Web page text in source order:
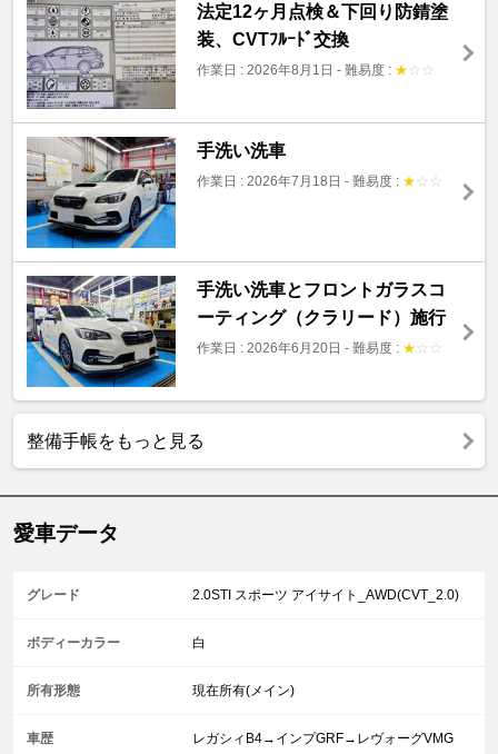
法定12ヶ月点検＆下回り防錆塗
装、CVTﾌﾙｰﾄﾞ交換
作業日 : 2026年8月1日 - 難易度 : ★ ☆ ☆
手洗い洗車
作業日 : 2026年7月18日 - 難易度 : ★ ☆ ☆
手洗い洗車とフロントガラスコ
ーティング（クラリード）施行
作業日 : 2026年6月20日 - 難易度 : ★ ☆ ☆
整備手帳をもっと見る
愛車データ
グレード 2.0STI スポーツ アイサイト_AWD(CVT_2.0)
ボディーカラー 白
所有形態 現在所有(メイン)
車歴 レガシィB4→インプGRF→レヴォーグVMG